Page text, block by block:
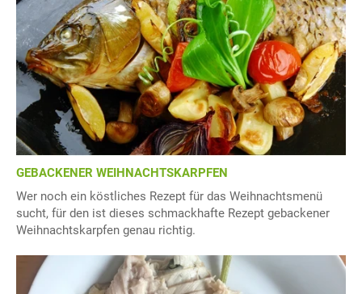
GEBACKENER WEIHNACHTSKARPFEN
Wer noch ein köstliches Rezept für das Weihnachtsmenü
sucht, für den ist dieses schmackhafte Rezept gebackener
Weihnachtskarpfen genau richtig.